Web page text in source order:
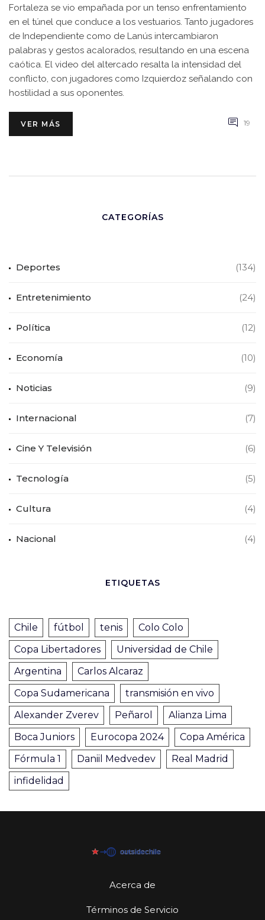
Fortaleza se vio empañada por un tenso enfrentamiento
en el túnel que conduce a los vestuarios. Tanto jugadores
de Independiente como de Lanús intercambiaron
palabras y gestos acalorados, resultando en una escena
caótica. El video del altercado resalta la intensidad del
conflicto, con jugadores como Izquierdoz señalando con
hostilidad a sus oponentes.
VER MÁS 19
CATEGORÍAS
Deportes (134)
Entretenimiento (24)
Política (12)
Economía (10)
Noticias (9)
Internacional (7)
Cine Y Televisión (6)
Tecnología (5)
Cultura (4)
Nacional (4)
ETIQUETAS
Chile fútbol tenis
Colo Colo
Copa Libertadores
Universidad de Chile
Argentina
Carlos Alcaraz
Copa Sudamericana
transmisión en vivo
Alexander Zverev
Peñarol
Alianza Lima
Boca Juniors
Eurocopa 2024
Copa América
Fórmula 1
Daniil Medvedev
Real Madrid
infidelidad
Acerca de
Términos de Servicio